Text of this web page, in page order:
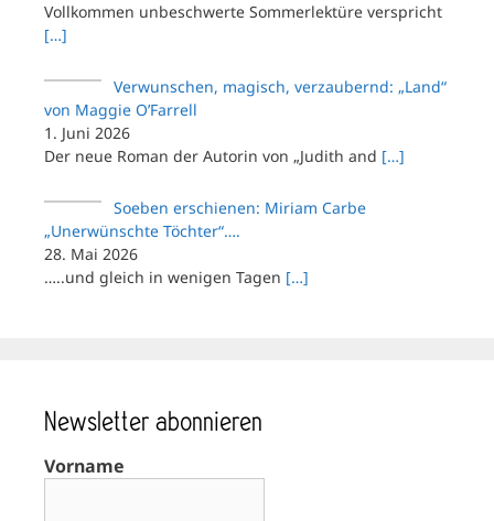
Vollkommen unbeschwerte Sommerlektüre verspricht
[…]
Verwunschen, magisch, verzaubernd: „Land“
von Maggie O’Farrell
1. Juni 2026
Der neue Roman der Autorin von „Judith and […]
Soeben erschienen: Miriam Carbe
„Unerwünschte Töchter“….
28. Mai 2026
…..und gleich in wenigen Tagen […]
Newsletter abonnieren
Vorname